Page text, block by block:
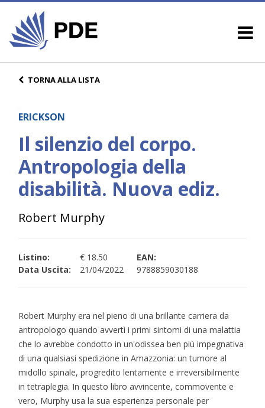
TORNA ALLA LISTA
ERICKSON
Il silenzio del corpo.
Antropologia della
disabilità. Nuova ediz.
Robert Murphy
Listino:
€ 18.50
Data Uscita:
21/04/2022
EAN:
9788859030188
Robert Murphy era nel pieno di una brillante carriera da
antropologo quando avvertì i primi sintomi di una malattia
che lo avrebbe condotto in un'odissea ben più impegnativa
di una qualsiasi spedizione in Amazzonia: un tumore al
midollo spinale, progredito lentamente e irreversibilmente
in tetraplegia. In questo libro avvincente, commovente e
vero, Murphy usa la sua esperienza personale per